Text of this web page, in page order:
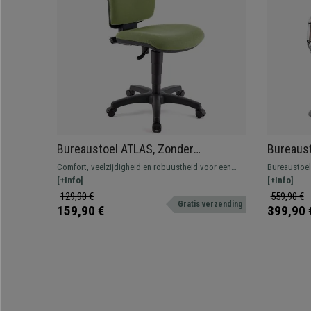
Bureaustoel ATLAS, Zonder
Armleuningen, Verstelbare
rugleuning, Dikke Vulling, in Groene
Stof
Comfort, veelzijdigheid en robuustheid voor een
onverslaanbare prijs. Dit geweldige model biedt
uitstekende prestaties bij het uitvoeren van uw
dagelijkse taken.
[+Info]
129,90 €
159,90 € Gratis verzending
Metalen
design dat
materialen.
[+Info]
559,90 €
399,90